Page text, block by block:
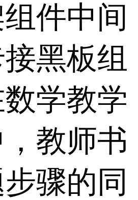
件中间
黑板组
学教学
教师书
骤的同